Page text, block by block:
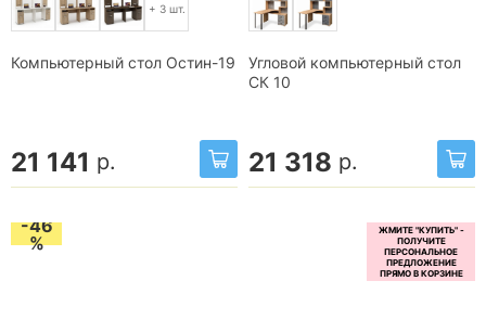
+ 3 шт.
Компьютерный стол Остин-19
21 141 р.
Угловой компьютерный стол
СК 10
21 318 р.
-46
%